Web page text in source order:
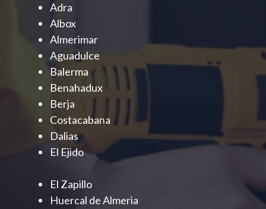
Adra
Albox
Almerimar
Aguadulce
Balerma
Benahadux
Berja
Costacabana
Dalias
El Ejido
El Zapillo
Huercal de Almeria